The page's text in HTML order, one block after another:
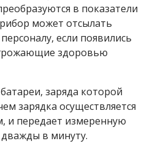
в показатели
может отсылать
если появились
здоровью
заряда которой
зарядка осуществляется
и передает измеренную
в минуту.